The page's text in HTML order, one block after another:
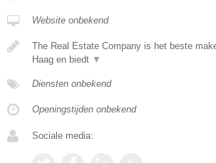
Website onbekend
The Real Estate Company is het beste
Haag en biedt ▼
Diensten onbekend
Openingstijden onbekend
Sociale media: